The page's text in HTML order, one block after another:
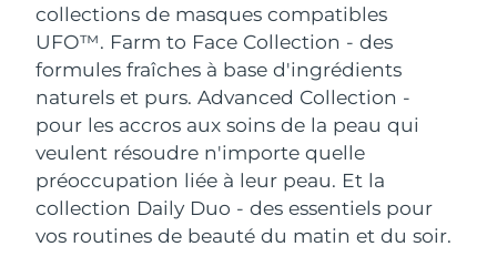
collections de masques compatibles
UFO™. Farm to Face Collection - des
formules fraîches à base d'ingrédients
naturels et purs. Advanced Collection -
pour les accros aux soins de la peau qui
veulent résoudre n'importe quelle
préoccupation liée à leur peau. Et la
collection Daily Duo - des essentiels pour
vos routines de beauté du matin et du soir.